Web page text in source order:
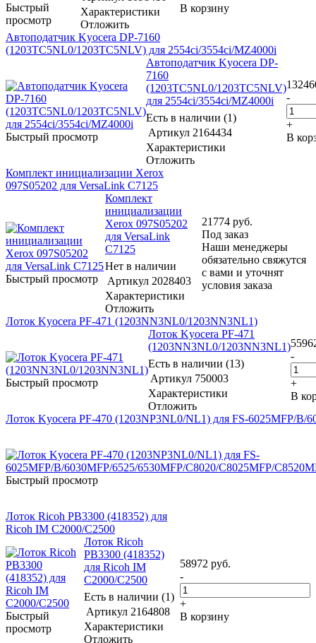
Быстрый
просмотр
Характеристики
Отложить
В корзину
Автоподатчик Kyocera DP-7160
(1203TC5NL0/1203TC5NLV) для 2554ci/3554ci/MZ4000i
Быстрый просмотр
Автоподатчик Kyocera DP-
7160
(1203TC5NL0/1203TC5NLV)
для 2554ci/3554ci/MZ4000i
Есть в наличии (1)
Артикул 2164434
Характеристики
Отложить
-
+
В
Комплект инициализации Xerox
097S05202 для VersaLink C7125
Быстрый просмотр
Комплект
инициализации
Xerox 097S05202
для VersaLink
C7125
Нет в наличии
Артикул 2028403
Характеристики
Отложить
21774 руб.
Под заказ
Наши менеджеры
обязательно свяжутся
с вами и уточнят
условия заказа
Лоток Kyocera PF-471 (1203NN3NL0/1203NN3NL1)
Быстрый просмотр
Лоток Kyocera PF-471
(1203NN3NL0/1203NN3NL1)
Есть в наличии (13)
Артикул 750003
Характеристики
Отложить
-
+
В
Лоток Kyocera PF-470 (1203NP3NL0/NL1) для FS-6025MFP/B/
Быстрый просмотр
Лоток Ricoh PB3300 (418352) для
Ricoh IM C2000/C2500
Быстрый
просмотр
Лоток Ricoh
PB3300 (418352)
для Ricoh IM
C2000/C2500
Есть в наличии (1)
Артикул 2164808
Характеристики
Отложить
58972 руб.
-
+
В корзину